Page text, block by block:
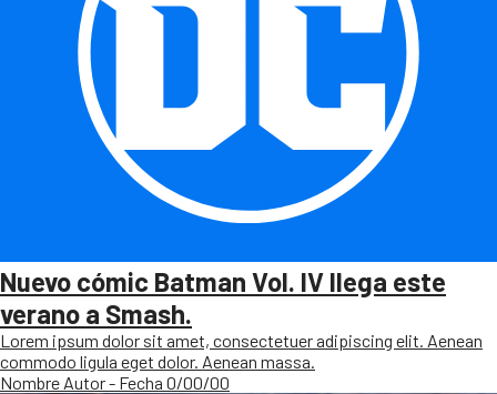
Nuevo cómic Batman Vol. IV llega este
verano a Smash.
Lorem ipsum dolor sit amet, consectetuer adipiscing elit. Aenean
commodo ligula eget dolor. Aenean massa.
Nombre Autor - Fecha 0/00/00